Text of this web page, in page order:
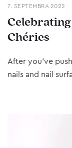
7. SEPTEMBRA 2022
Chéries
After you’ve
nails and nail